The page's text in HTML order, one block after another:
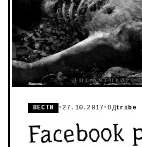
ВЕСТИ •27.10.2017 •ОДtribe
Facebook